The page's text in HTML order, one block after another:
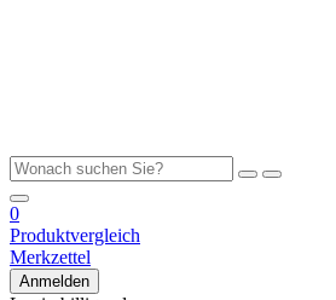
0
Produktvergleich
Merkzettel
Anmelden